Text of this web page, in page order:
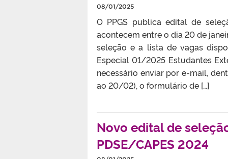
08/01/2025
O PPGS publica edital de
acontecem entre o dia 20 de
seleção e a lista de vagas
Especial 01/2025 Estudantes
necessário enviar por e-mail,
ao 20/02), o formulário de […]
Novo edital de
PDSE/CAPES 2024